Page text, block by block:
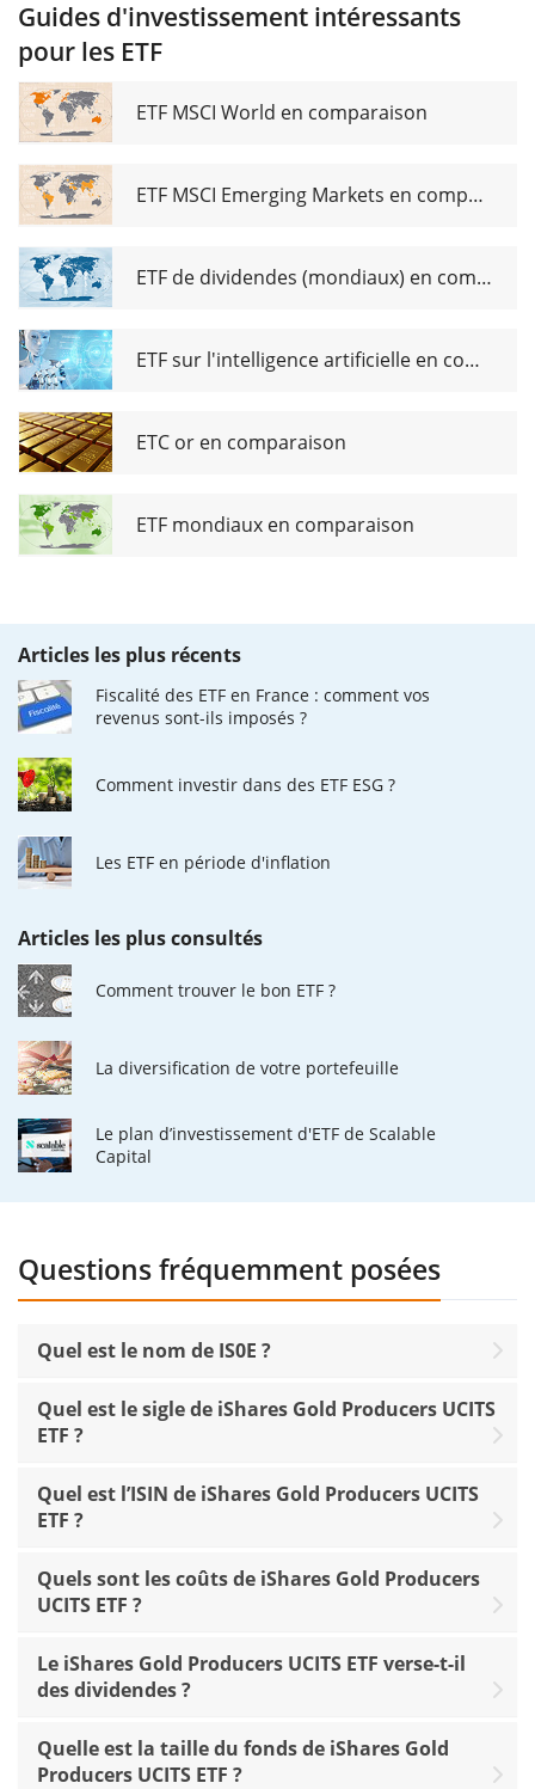
Pure
Gold
UCITS
ETF USD
Guides d'investissement intéressants
pour les ETF
ETF MSCI World en comparaison
ETF MSCI Emerging Markets en comparaison
ETF de dividendes (mondiaux) en comparaison
ETF sur l'intelligence artificielle en comparaison
ETC or en comparaison
ETF mondiaux en comparaison
Articles les plus récents
Fiscalité des ETF en France : comment vos
revenus sont-ils imposés ?
Comment investir dans des ETF ESG ?
Les ETF en période d'inflation
Articles les plus consultés
Comment trouver le bon ETF ?
La diversification de votre portefeuille
Le plan d’investissement d'ETF de Scalable
Capital
Questions fréquemment posées
Quel est le nom de IS0E ?
Quel est le sigle de iShares Gold Producers UCITS
ETF ?
Quel est l’ISIN de iShares Gold Producers UCITS
ETF ?
Quels sont les coûts de iShares Gold Producers
UCITS ETF ?
Le iShares Gold Producers UCITS ETF verse-t-il
des dividendes ?
Quelle est la taille du fonds de iShares Gold
Producers UCITS ETF ?